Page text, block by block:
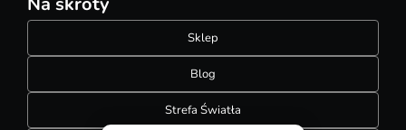
Sklep
Blog
Strefa Światła